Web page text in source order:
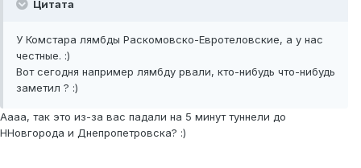
Цитата
У Комстара лямбды Раскомовско-Евротеловские, а у нас
честные. :)
Вот сегодня например лямбду рвали, кто-нибудь что-нибудь
заметил ? :)
Аааа, так это из-за вас падали на 5 минут туннели до
ННовгорода и Днепропетровска? :)